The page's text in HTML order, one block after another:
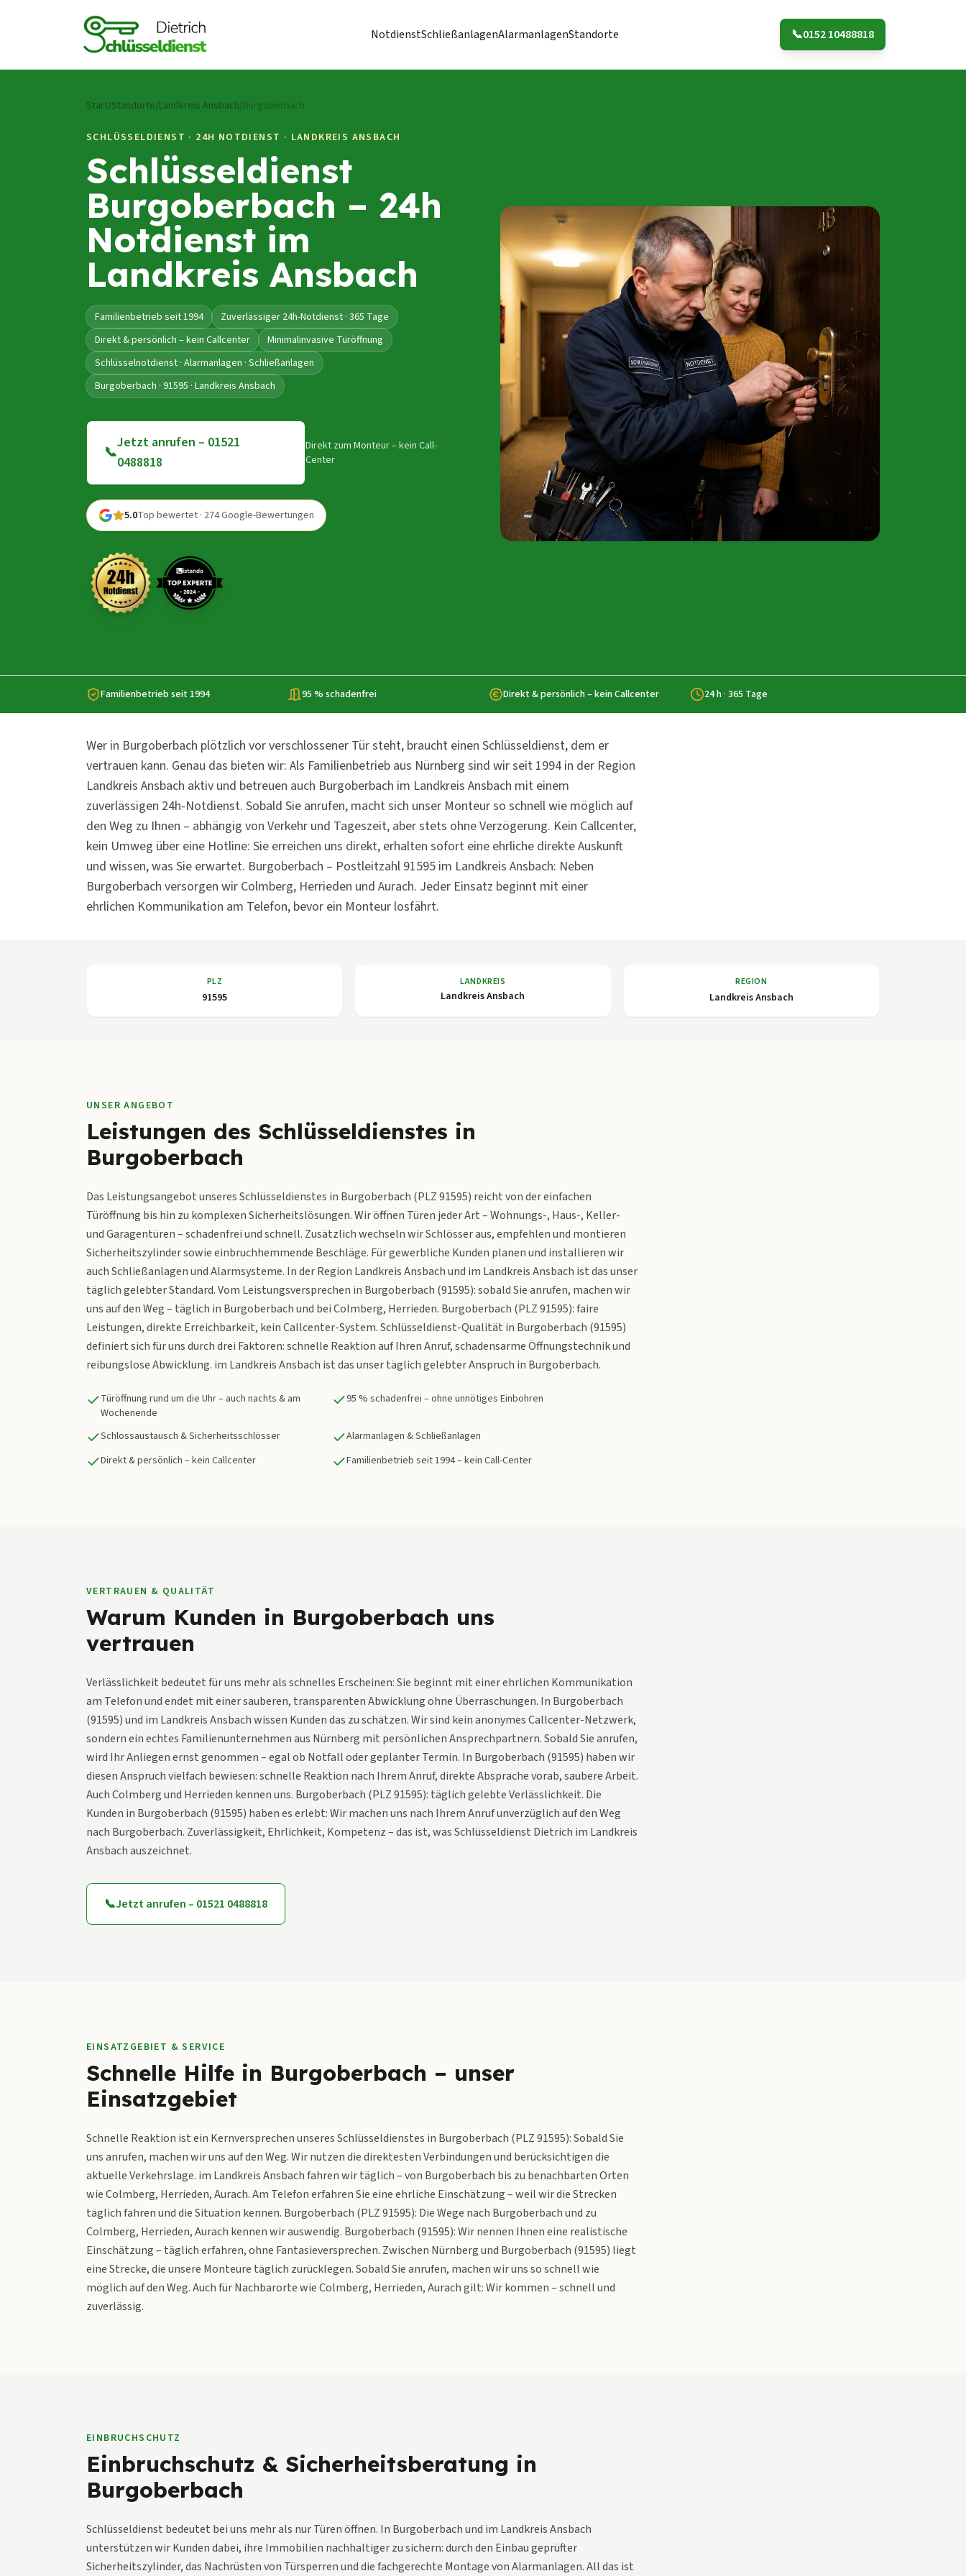
NotdienstSchließanlagenAlarmanlagenStandorte 📞0152 10488818
Start/Standorte/Landkreis Ansbach/Burgoberbach
SCHLÜSSELDIENST · 24H NOTDIENST · LANDKREIS ANSBACH
Schlüsseldienst
Burgoberbach – 24h
Notdienst im
Landkreis Ansbach
Familienbetrieb seit 1994
Zuverlässiger 24h-Notdienst · 365 Tage
Direkt & persönlich – kein Callcenter
Minimalinvasive Türöffnung
Schlüsselnotdienst · Alarmanlagen · Schließanlagen
Burgoberbach · 91595 · Landkreis Ansbach
📞
Jetzt anrufen – 01521
0488818
Direkt zum Monteur – kein Call-
Center
5.0Top bewertet · 274 Google-Bewertungen
Familienbetrieb seit 1994 95 % schadenfrei Direkt & persönlich – kein Callcenter 24 h · 365 Tage
Wer in Burgoberbach plötzlich vor verschlossener Tür steht, braucht einen Schlüsseldienst, dem er
vertrauen kann. Genau das bieten wir: Als Familienbetrieb aus Nürnberg sind wir seit 1994 in der Region
Landkreis Ansbach aktiv und betreuen auch Burgoberbach im Landkreis Ansbach mit einem
zuverlässigen 24h-Notdienst. Sobald Sie anrufen, macht sich unser Monteur so schnell wie möglich auf
den Weg zu Ihnen – abhängig von Verkehr und Tageszeit, aber stets ohne Verzögerung. Kein Callcenter,
kein Umweg über eine Hotline: Sie erreichen uns direkt, erhalten sofort eine ehrliche direkte Auskunft
und wissen, was Sie erwartet. Burgoberbach – Postleitzahl 91595 im Landkreis Ansbach: Neben
Burgoberbach versorgen wir Colmberg, Herrieden und Aurach. Jeder Einsatz beginnt mit einer
ehrlichen Kommunikation am Telefon, bevor ein Monteur losfährt.
PLZ
91595
LANDKREIS
Landkreis Ansbach
REGION
Landkreis Ansbach
UNSER ANGEBOT
Leistungen des Schlüsseldienstes in
Burgoberbach
Das Leistungsangebot unseres Schlüsseldienstes in Burgoberbach (PLZ 91595) reicht von der einfachen
Türöffnung bis hin zu komplexen Sicherheitslösungen. Wir öffnen Türen jeder Art – Wohnungs-, Haus-, Keller-
und Garagentüren – schadenfrei und schnell. Zusätzlich wechseln wir Schlösser aus, empfehlen und montieren
Sicherheitszylinder sowie einbruchhemmende Beschläge. Für gewerbliche Kunden planen und installieren wir
auch Schließanlagen und Alarmsysteme. In der Region Landkreis Ansbach und im Landkreis Ansbach ist das unser
täglich gelebter Standard. Vom Leistungsversprechen in Burgoberbach (91595): sobald Sie anrufen, machen wir
uns auf den Weg – täglich in Burgoberbach und bei Colmberg, Herrieden. Burgoberbach (PLZ 91595): faire
Leistungen, direkte Erreichbarkeit, kein Callcenter-System. Schlüsseldienst-Qualität in Burgoberbach (91595)
definiert sich für uns durch drei Faktoren: schnelle Reaktion auf Ihren Anruf, schadensarme Öffnungstechnik und
reibungslose Abwicklung. im Landkreis Ansbach ist das unser täglich gelebter Anspruch in Burgoberbach.
Türöffnung rund um die Uhr – auch nachts & am
Wochenende
95 % schadenfrei – ohne unnötiges Einbohren
Schlossaustausch & Sicherheitsschlösser
Alarmanlagen & Schließanlagen
Direkt & persönlich – kein Callcenter
Familienbetrieb seit 1994 – kein Call-Center
VERTRAUEN & QUALITÄT
Warum Kunden in Burgoberbach uns
vertrauen
Verlässlichkeit bedeutet für uns mehr als schnelles Erscheinen: Sie beginnt mit einer ehrlichen Kommunikation
am Telefon und endet mit einer sauberen, transparenten Abwicklung ohne Überraschungen. In Burgoberbach
(91595) und im Landkreis Ansbach wissen Kunden das zu schätzen. Wir sind kein anonymes Callcenter-Netzwerk,
sondern ein echtes Familienunternehmen aus Nürnberg mit persönlichen Ansprechpartnern. Sobald Sie anrufen,
wird Ihr Anliegen ernst genommen – egal ob Notfall oder geplanter Termin. In Burgoberbach (91595) haben wir
diesen Anspruch vielfach bewiesen: schnelle Reaktion nach Ihrem Anruf, direkte Absprache vorab, saubere Arbeit.
Auch Colmberg und Herrieden kennen uns. Burgoberbach (PLZ 91595): täglich gelebte Verlässlichkeit. Die
Kunden in Burgoberbach (91595) haben es erlebt: Wir machen uns nach Ihrem Anruf unverzüglich auf den Weg
nach Burgoberbach. Zuverlässigkeit, Ehrlichkeit, Kompetenz – das ist, was Schlüsseldienst Dietrich im Landkreis
Ansbach auszeichnet.
📞Jetzt anrufen – 01521 0488818
EINSATZGEBIET & SERVICE
Schnelle Hilfe in Burgoberbach – unser
Einsatzgebiet
Schnelle Reaktion ist ein Kernversprechen unseres Schlüsseldienstes in Burgoberbach (PLZ 91595): Sobald Sie
uns anrufen, machen wir uns auf den Weg. Wir nutzen die direktesten Verbindungen und berücksichtigen die
aktuelle Verkehrslage. im Landkreis Ansbach fahren wir täglich – von Burgoberbach bis zu benachbarten Orten
wie Colmberg, Herrieden, Aurach. Am Telefon erfahren Sie eine ehrliche Einschätzung – weil wir die Strecken
täglich fahren und die Situation kennen. Burgoberbach (PLZ 91595): Die Wege nach Burgoberbach und zu
Colmberg, Herrieden, Aurach kennen wir auswendig. Burgoberbach (91595): Wir nennen Ihnen eine realistische
Einschätzung – täglich erfahren, ohne Fantasieversprechen. Zwischen Nürnberg und Burgoberbach (91595) liegt
eine Strecke, die unsere Monteure täglich zurücklegen. Sobald Sie anrufen, machen wir uns so schnell wie
möglich auf den Weg. Auch für Nachbarorte wie Colmberg, Herrieden, Aurach gilt: Wir kommen – schnell und
zuverlässig.
EINBRUCHSCHUTZ
Einbruchschutz & Sicherheitsberatung in
Burgoberbach
Schlüsseldienst bedeutet bei uns mehr als nur Türen öffnen. In Burgoberbach und im Landkreis Ansbach
unterstützen wir Kunden dabei, ihre Immobilien nachhaltiger zu sichern: durch den Einbau geprüfter
Sicherheitszylinder, das Nachrüsten von Türsperren und die fachgerechte Montage von Alarmanlagen. All das ist